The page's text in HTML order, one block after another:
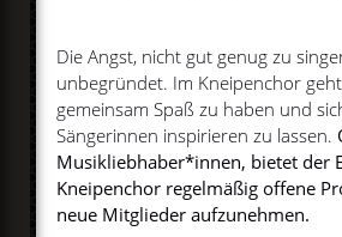
Die Angst, nicht gut genug zu
unbegründet. Im Kneipenchor
gemeinsam Spaß zu haben und
Sängerinnen inspirieren zu lassen.
Musikliebhaber*innen, bietet der
Kneipenchor regelmäßig offene
neue Mitglieder aufzunehmen.